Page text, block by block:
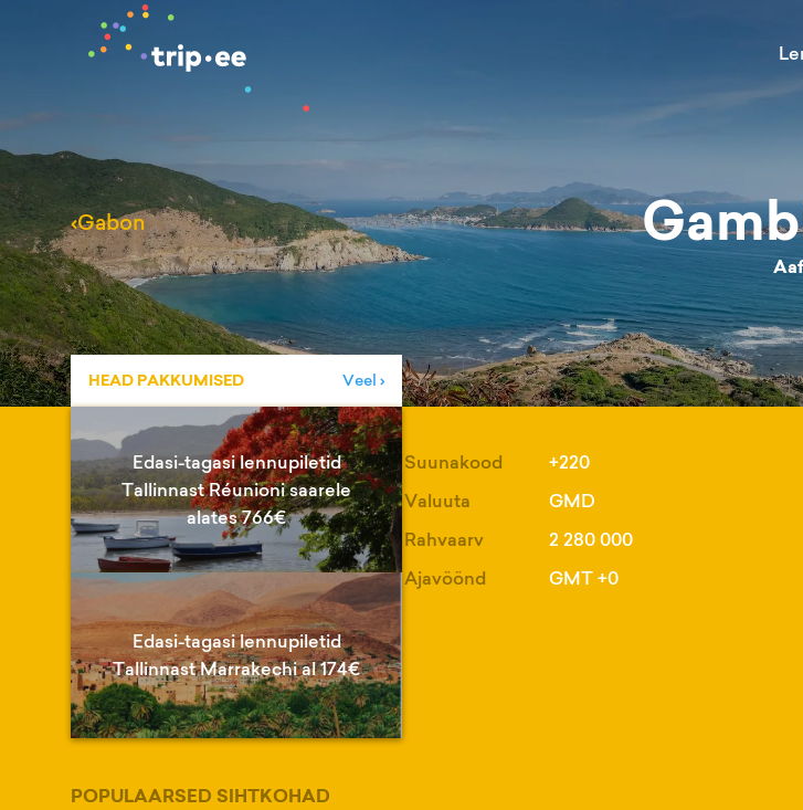
‹Gabon
HEAD PAKKUMISED Veel ›
Edasi-tagasi lennupiletid
Tallinnast Réunioni saarele
alates 766€
Edasi-tagasi lennupiletid
Tallinnast Marrakechi al 174€
Suunakood
+220
Valuuta
GMD
Rahvaarv
2 280 000
Ajavöönd
GMT +0
POPULAARSED SIHTKOHAD